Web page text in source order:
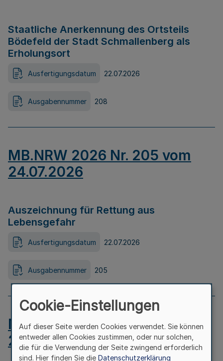
Staatliche Anerkennung des Ortsteils
Bödefeld der Stadt Schmallenberg als
Erholungsort
Ausfertigungsdatum 22.07.2026
Ausgabennummer 208
MB.NRW 2026 Nr. 205 vom
24.07.2026
Auszeichnung für Rettung aus
Lebensgefahr
Ausfertigungsdatum 22.07.2026
Ausgabennummer 205
MB.NRW 2026 Nr. 204 vom
24.07.2026
Cookie-Einstellungen
Auf dieser Seite werden Cookies verwendet. Sie können
entweder allen Cookies zustimmen, oder nur solchen,
die für die Verwendung der Seite zwingend erforderlich
sind. Hier finden Sie die Datenschutzerklärung